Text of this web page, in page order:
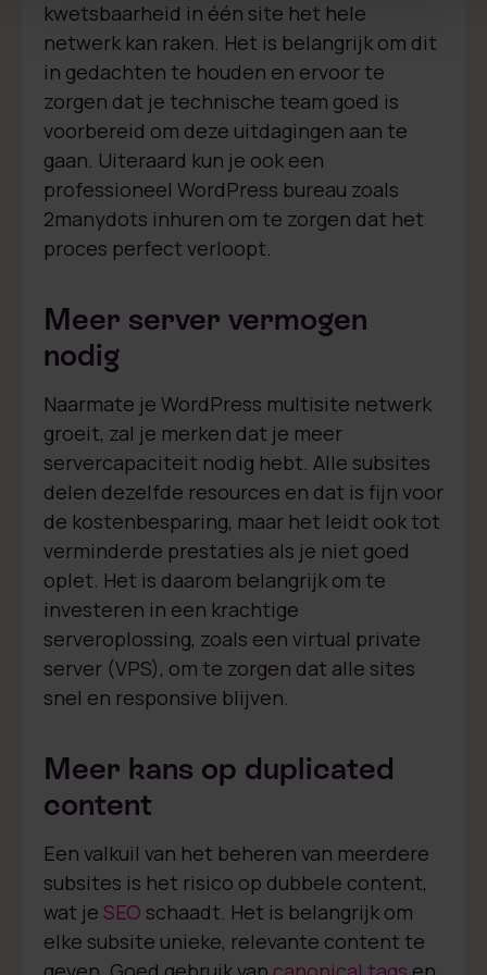
kwetsbaarheid in één site het hele
netwerk kan raken. Het is belangrijk om dit
in gedachten te houden en ervoor te
zorgen dat je technische team goed is
voorbereid om deze uitdagingen aan te
gaan. Uiteraard kun je ook een
professioneel WordPress bureau zoals
2manydots inhuren om te zorgen dat het
proces perfect verloopt.
Meer server vermogen
nodig
Naarmate je WordPress multisite netwerk
groeit, zal je merken dat je meer
servercapaciteit nodig hebt. Alle subsites
delen dezelfde resources en dat is fijn voor
de kostenbesparing, maar het leidt ook tot
verminderde prestaties als je niet goed
oplet. Het is daarom belangrijk om te
investeren in een krachtige
serveroplossing, zoals een virtual private
server (VPS), om te zorgen dat alle sites
snel en responsive blijven.
Meer kans op duplicated
content
Een valkuil van het beheren van meerdere
subsites is het risico op dubbele content,
wat je SEO schaadt. Het is belangrijk om
elke subsite unieke, relevante content te